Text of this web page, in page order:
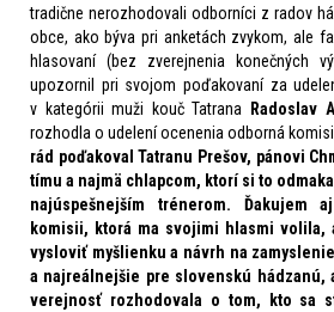
tradične nerozhodovali odborníci z radov
obce, ako býva pri anketách zvykom, ale
hlasovaní (bez zverejnenia konečných
upozornil pri svojom poďakovaní za
v kategórii muži kouč Tatrana Radoslav
rozhodla o udelení ocenenia odborná
rád poďakoval Tatranu Prešov, pánovi
tímu a najmä chlapcom, ktorí si to
najúspešnejším trénerom. Ďakujem
komisii, ktorá ma svojimi hlasmi volila,
vysloviť myšlienku a návrh na
a najreálnejšie pre slovenskú hádzanú,
verejnosť rozhodovala o tom, kto sa